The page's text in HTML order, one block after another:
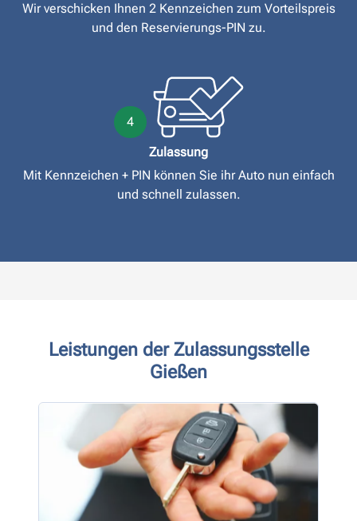
Wir verschicken Ihnen 2 Kennzeichen zum Vorteilspreis
und den Reservierungs-PIN zu.
4
Zulassung
Mit Kennzeichen + PIN können Sie ihr Auto nun einfach
und schnell zulassen.
Leistungen der Zulassungsstelle
Gießen